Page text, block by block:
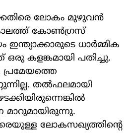
ലോകം മുഴുവന്‍
കോണ്‍ഗ്രസ്
ഇന്ത്യാക്കാരുടെ ധാര്‍മ്മിക
കളങ്കമായി പതിച്ചു.
തല്‍ഫലമായി
മാറുമായിരുന്നു.
ലോകസഖ്യത്തിന്റെ